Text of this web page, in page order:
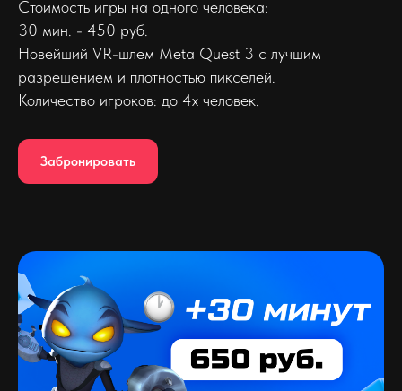
Стоимость игры на одного человека:
30 мин. - 450 руб.
Новейший VR-шлем Meta Quest 3 с лучшим
разрешением и плотностью пикселей.
Количество игроков: до 4х человек.
Забронировать